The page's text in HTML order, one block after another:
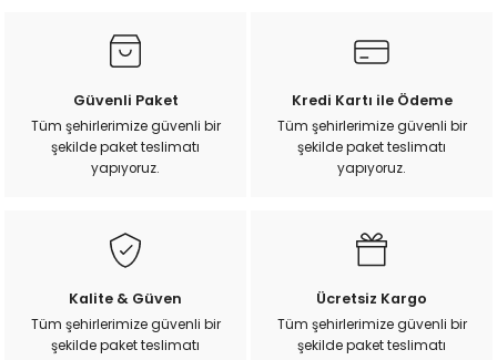
Güvenli Paket
Tüm şehirlerimize güvenli bir
şekilde paket teslimatı
yapıyoruz.
Kredi Kartı ile Ödeme
Tüm şehirlerimize güvenli bir
şekilde paket teslimatı
yapıyoruz.
Kalite & Güven
Tüm şehirlerimize güvenli bir
şekilde paket teslimatı
Ücretsiz Kargo
Tüm şehirlerimize güvenli bir
şekilde paket teslimatı